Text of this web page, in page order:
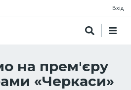
Вхід
на прем'єру
«Черкаси»